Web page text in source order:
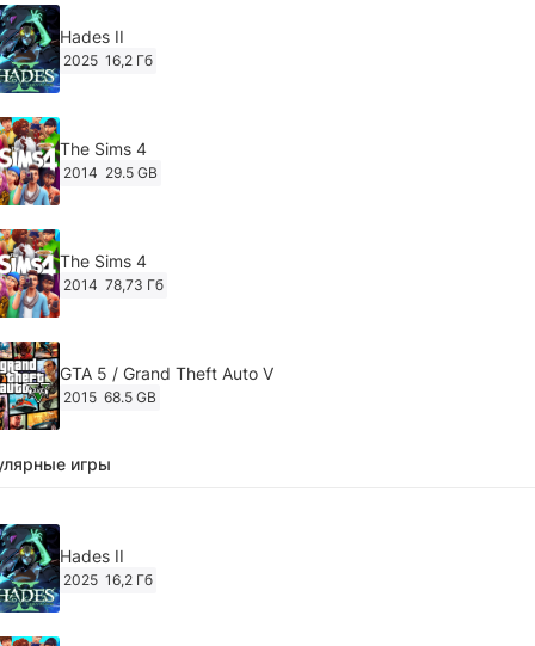
Hades II
2025 16,2 Гб
The Sims 4
2014 29.5 GB
The Sims 4
2014 78,73 Гб
GTA 5 / Grand Theft Auto V
2015 68.5 GB
Ghost of Tsushima: Director's Cut v.1053.8.1023.1614
игры
Hades II
2025 16,2 Гб